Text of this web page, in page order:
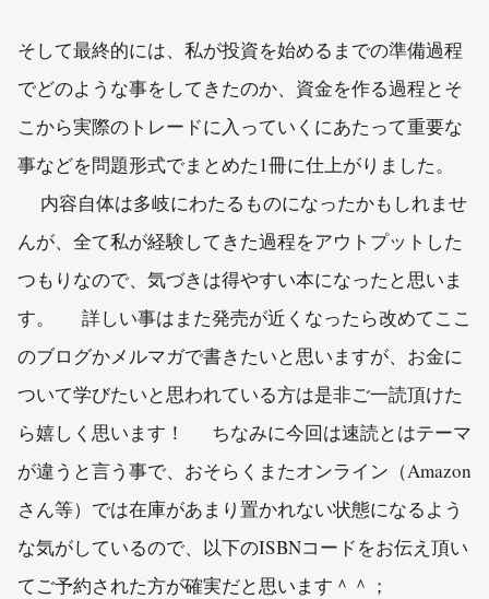
そして最終的には、私が投資を始めるまでの準備過程
でどのような事をしてきたのか、資金を作る過程とそ
こから実際のトレードに入っていくにあたって重要な
事などを問題形式でまとめた1冊に仕上がりました。
内容自体は多岐にわたるものになったかもしれませ
んが、全て私が経験してきた過程をアウトプットした
つもりなので、気づきは得やすい本になったと思いま
す。 詳しい事はまた発売が近くなったら改めてここ
のブログかメルマガで書きたいと思いますが、お金に
ついて学びたいと思われている方は是非ご一読頂けた
ら嬉しく思います！ ちなみに今回は速読とはテーマ
が違うと言う事で、おそらくまたオンライン（Amazon
さん等）では在庫があまり置かれない状態になるよう
な気がしているので、以下のISBNコードをお伝え頂い
てご予約された方が確実だと思います＾＾；